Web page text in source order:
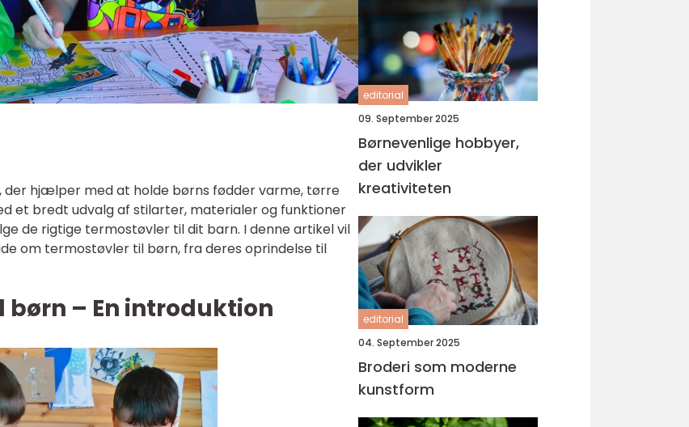
hjælper med at holde børns fødder varme, tørre
et bredt udvalg af stilarter, materialer og funktioner
de rigtige termostøvler til dit barn. I denne artikel vil
om termostøvler til børn, fra deres oprindelse til
børn – En introduktion
editorial
09. September 2025
Børnevenlige hobbyer,
der udvikler
kreativiteten
editorial
04. September 2025
Broderi som moderne
kunstform